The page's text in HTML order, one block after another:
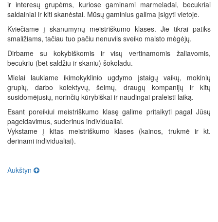
ir interesų grupėms, kuriose gaminami marmeladai, becukriai
saldainiai ir kiti skanėstai. Mūsų gaminius galima įsigyti vietoje.
Kviečiame į skanumynų meistriškumo klases. Jie tikrai patiks
smaližiams, tačiau tuo pačiu nenuvils sveiko maisto mėgėjų.
Dirbame su kokybiškomis ir visų vertinamomis žaliavomis,
becukriu (bet saldžiu ir skaniu) šokoladu.
Mielai laukiame ikimokyklinio ugdymo įstaigų vaikų, mokinių
grupių, darbo kolektyvų, šeimų, draugų kompanijų ir kitų
susidomėjusių, norinčių kūrybiškai ir naudingai praleisti laiką.
Esant poreikiui meistriškumo klasę galime pritaikyti pagal Jūsų
pageidavimus, suderinus individualiai.
Vykstame į kitas meistriškumo klases (kainos, trukmė ir kt.
derinami individualiai).
Aukštyn